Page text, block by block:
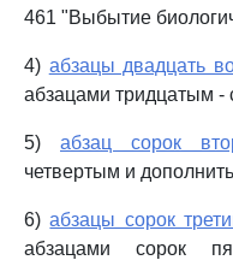
461 "Выбытие
4) абзацы двадцать
абзацами тридцатым -
5) абзац сорок
четвертым и
6)абзацы сорок
абзацами сорок